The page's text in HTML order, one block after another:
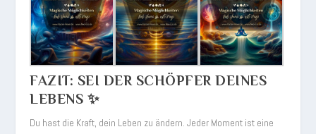
FAZIT: SEI DER SCHÖPFER DEINES
LEBENS ✨
Du hast die Kraft, dein Leben zu ändern. Jeder Moment ist eine